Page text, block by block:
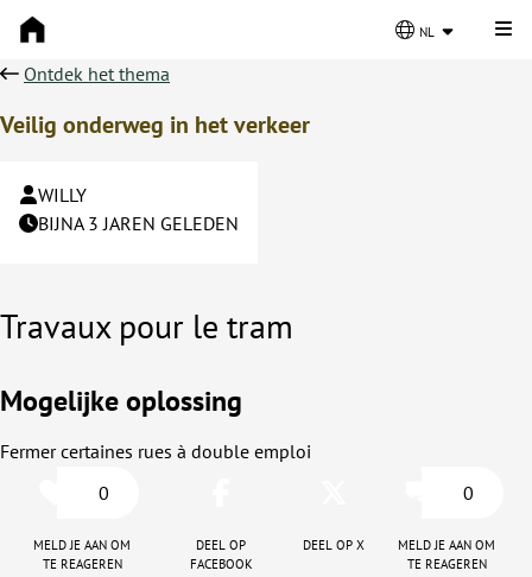
nl
Ontdek het thema
Veilig onderweg in het verkeer
WILLY
BIJNA 3 JAREN GELEDEN
Travaux pour le tram
Mogelijke oplossing
Fermer certaines rues à double emploi
0
Meld je aan om
te reageren
Deel op
facebook
Deel op X
0
Meld je aan om
te reageren